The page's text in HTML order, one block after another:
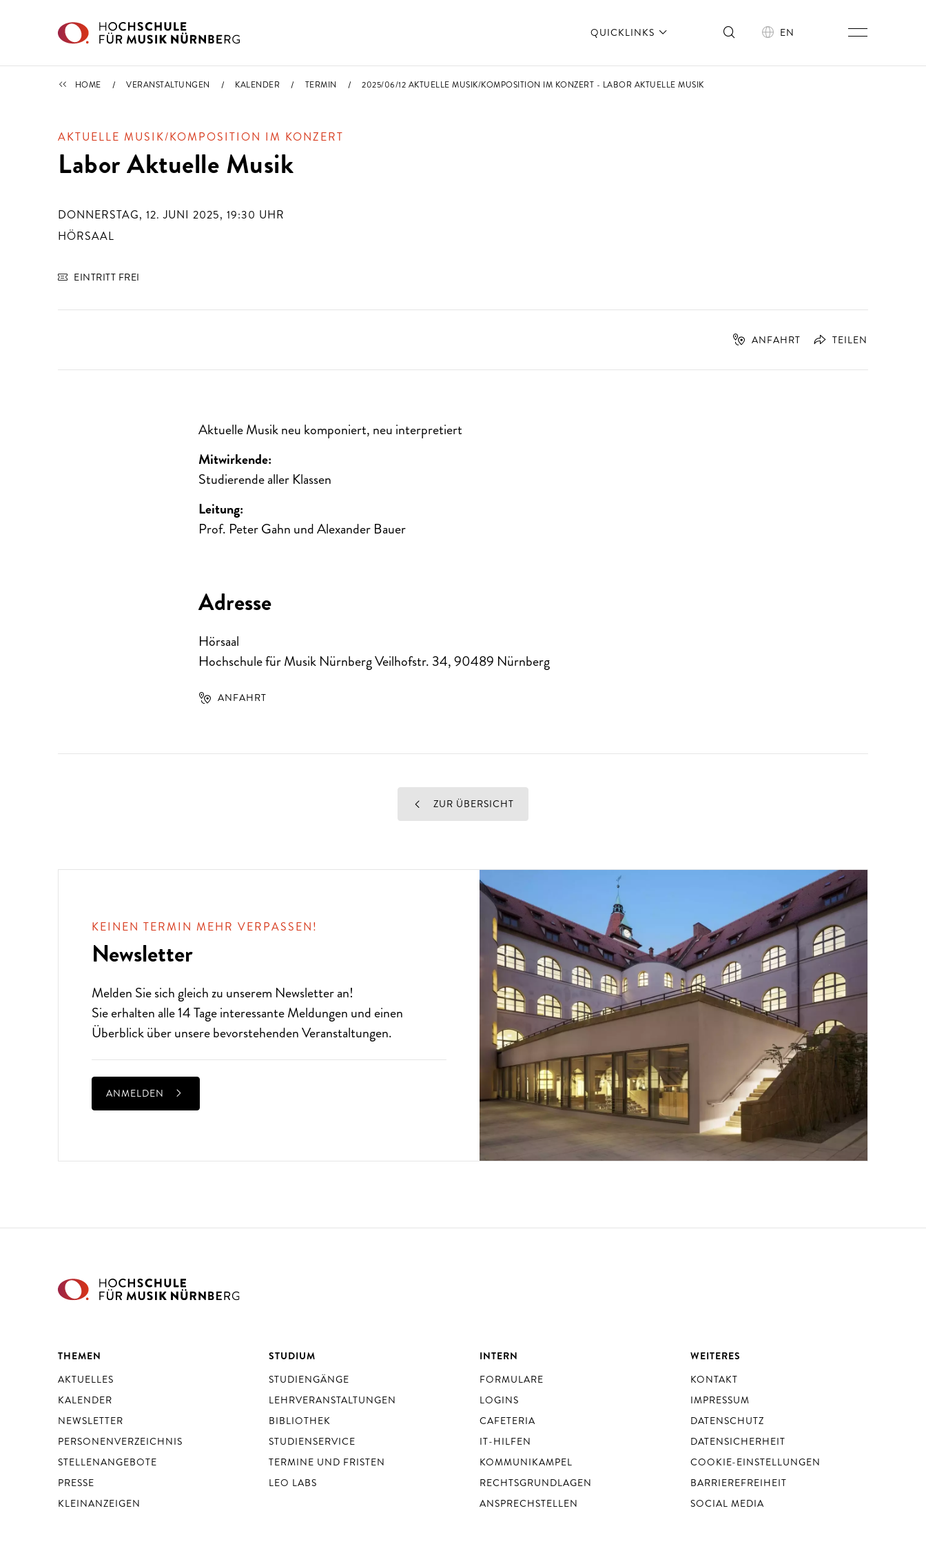
QUICKLINKS EN
TERMINE
HOME VERANSTALTUNGEN KALENDER TERMIN 2025/06/12 AKTUELLE MUSIK/KOMPOSITION IM KONZERT - LABOR AKTUELLE MUSIK
AKTUELLE MUSIK/KOMPOSITION IM KONZERT
Labor Aktuelle Musik
DONNERSTAG, 12. JUNI 2025, 19:30 UHR
HÖRSAAL
EINTRITT FREI
ANFAHRT TEILEN
Aktuelle Musik neu komponiert, neu interpretiert
Mitwirkende:
Studierende aller Klassen
Leitung:
Prof. Peter Gahn und Alexander Bauer
Adresse
Hörsaal
Hochschule für Musik Nürnberg Veilhofstr. 34,90489 Nürnberg
ANFAHRT
ZUR ÜBERSICHT
KEINEN TERMIN MEHR VERPASSEN!
Newsletter
Melden Sie sich gleich zu unserem Newsletteran!
Sie erhalten alle 14 Tage interessante Meldungen und einen
Überblick über unsere bevorstehenden Veranstaltungen.
ANMELDEN
THEMEN
AKTUELLES
KALENDER
NEWSLETTER
PERSONENVERZEICHNIS
STELLENANGEBOTE
PRESSE
KLEINANZEIGEN
STUDIUM
STUDIENGÄNGE
LEHRVERANSTALTUNGEN
BIBLIOTHEK
STUDIENSERVICE
TERMINE UND FRISTEN
LEO LABS
INTERN
FORMULARE
LOGINS
CAFETERIA
IT-HILFEN
KOMMUNIKAMPEL
RECHTSGRUNDLAGEN
ANSPRECHSTELLEN
WEITERES
KONTAKT
IMPRESSUM
DATENSCHUTZ
DATENSICHERHEIT
COOKIE-EINSTELLUNGEN
BARRIEREFREIHEIT
SOCIAL MEDIA